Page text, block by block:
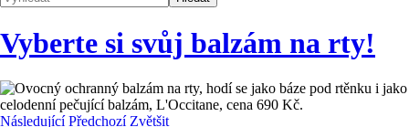
Vyberte si svůj balzám na rty!
Následující Předchozí Zvětšit